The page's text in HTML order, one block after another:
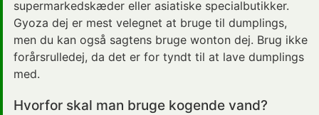
supermarkedskæder eller asiatiske specialbutikker.
Gyoza dej er mest velegnet at bruge til dumplings,
men du kan også sagtens bruge wonton dej. Brug ikke
forårsrulledej, da det er for tyndt til at lave dumplings
med.
Hvorfor skal man bruge kogende vand?